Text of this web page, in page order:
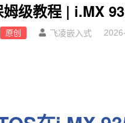
级教程 | i.MX
原创 飞凌嵌入式